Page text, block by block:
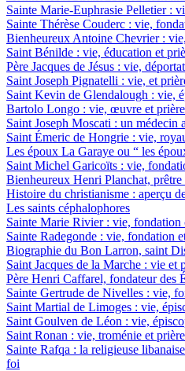
Sainte Marie-Euphrasie Pelletier :
Sainte Thérèse Couderc : vie,
Bienheureux Antoine Chevrier :
Saint Bénilde : vie, éducation et
Père Jacques de Jésus : vie,
Saint Joseph Pignatelli : vie, et
Saint Kevin de Glendalough : vie,
Bartolo Longo : vie, œuvre et prière
Saint Joseph Moscati : un médecin
Saint Émeric de Hongrie : vie,
Les époux La Garaye ou “ les
Saint Michel Garicoïts : vie,
Bienheureux Henri Planchat,
Histoire du christianisme : aperçu
Les saints céphalophores
Sainte Marie Rivier : vie, fondation
Sainte Radegonde : vie, fondation
Biographie du Bon Larron, saint
Saint Jacques de la Marche : vie et
Père Henri Caffarel, fondateur des
Sainte Gertrude de Nivelles : vie,
Saint Martial de Limoges : vie,
Saint Goulven de Léon : vie,
Saint Ronan : vie, troménie et prière
Sainte Rafqa : la religieuse
foi